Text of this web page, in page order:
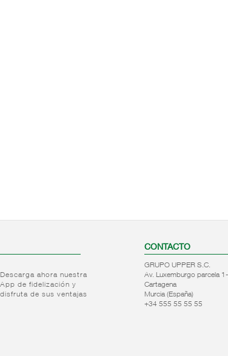
Descarga ahora nuestra
App de fidelización y
disfruta de sus ventajas
CONTACTO
GRUPO UPPER S.C.
Av. Luxemburgo parcela
Cartagena
Murcia (España)
+34 555 55 55 55